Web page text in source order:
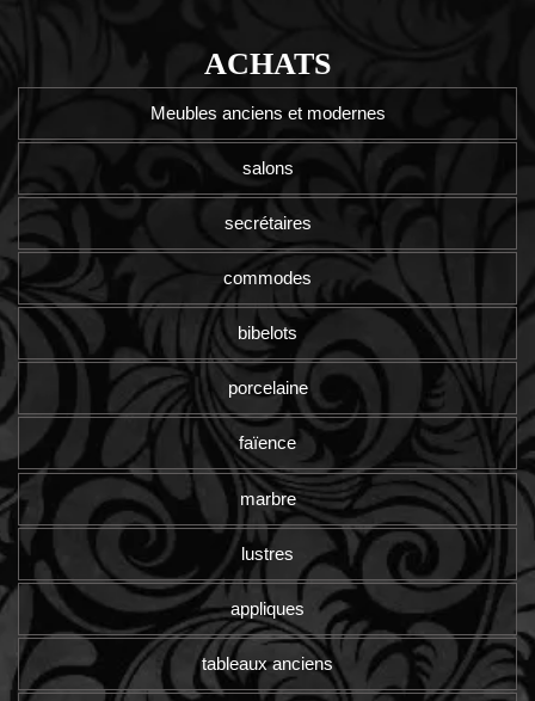
ACHATS
Meubles anciens et modernes
salons
secrétaires
commodes
bibelots
porcelaine
faïence
marbre
lustres
appliques
tableaux anciens